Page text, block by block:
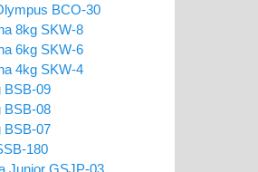
BCO-30
8kg SKW-8
6kg SKW-6
4kg SKW-4
BSB-09
BSB-08
BSB-07
180
Junior GSJP-03